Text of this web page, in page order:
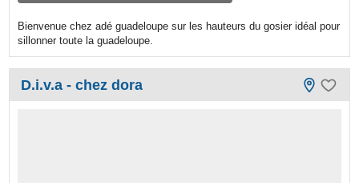
Bienvenue chez adé guadeloupe sur les hauteurs du gosier idéal pour
sillonner toute la guadeloupe.
D.i.v.a - chez dora